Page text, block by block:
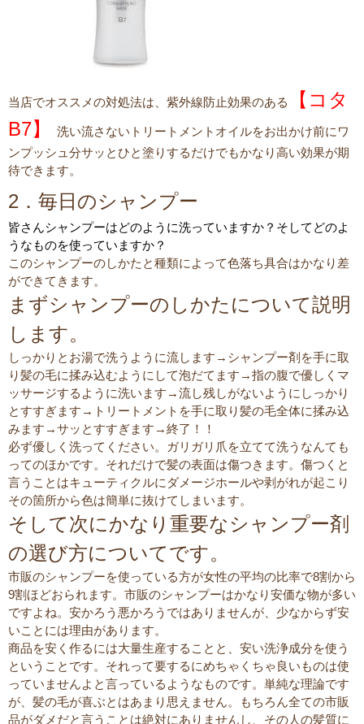
当店でオススメの対処法は、紫外線防止効果のある 【 コタ
B7】
洗い流さないトリートメントオイルをお出かけ前にワ
ンプッシュ分サッとひと塗りするだけでもかなり高い効果が期
待できます。
2．毎日のシャンプー
皆さんシャンプーはどのように洗っていますか？そしてどのよ
うなものを使っていますか？
このシャンプーのしかたと種類によって色落ち具合はかなり差
ができてきます。
まずシャンプーのしかたについて説明
します。
しっかりとお湯で洗うように流します→シャンプー剤を手に取
り髪の毛に揉み込むようにして泡だてます→指の腹で優しくマ
ッサージするように洗います→流し残しがないようにしっかり
とすすぎます→トリートメントを手に取り髪の毛全体に揉み込
みます→サッとすすぎます→終了！！
必ず優しく洗ってください。ガリガリ爪を立てて洗うなんても
ってのほかです。それだけで髪の表面は傷つきます。傷つくと
言うことはキューティクルにダメージホールや剥がれが起こり
その箇所から色は簡単に抜けてしまいます。
そして次にかなり重要なシャンプー剤
の選び方についてです。
市販のシャンプーを使っている方が女性の平均の比率で8割から
9割ほどおられます。市販のシャンプーはかなり安価な物が多い
ですよね。安かろう悪かろうではありませんが、少なからず安
いことには理由があります。
商品を安く作るには大量生産することと、安い洗浄成分を使う
ということです。それって要するにめちゃくちゃ良いものは使
っていませんよと言っているようなものです。単純な理論です
が、髪の毛が喜ぶとはあまり思えません。もちろん全ての市販
品がダメだと言うことは絶対にありませんし、その人の髪質に